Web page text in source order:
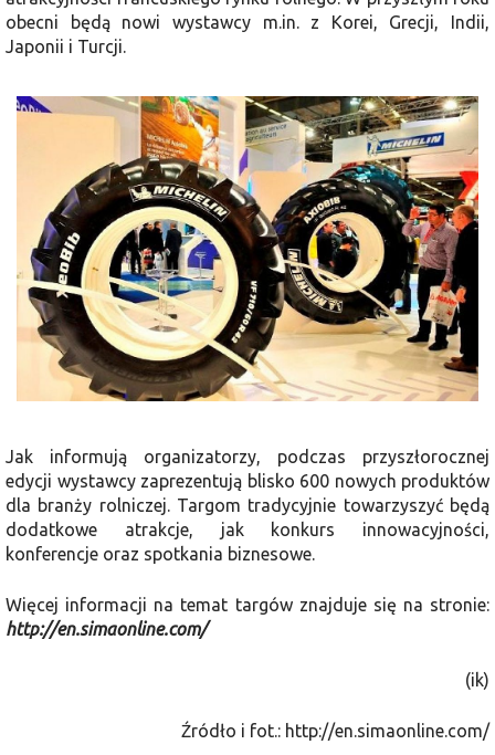
obecni będą nowi wystawcy m.in. z Korei, Grecji, Indii,
Japonii i Turcji.
Jak informują organizatorzy, podczas przyszłorocznej
edycji wystawcy zaprezentują blisko 600 nowych produktów
dla branży rolniczej. Targom tradycyjnie towarzyszyć będą
dodatkowe atrakcje, jak konkurs innowacyjności,
konferencje oraz spotkania biznesowe.
Więcej informacji na temat targów znajduje się na stronie:
http://en.simaonline.com/
(ik)
Źródło i fot.: http://en.simaonline.com/